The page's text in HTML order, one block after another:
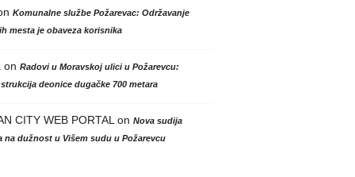
Komunalne službe Požarevac: Održavanje
mesta je obaveza korisnika
on Radovi u Moravskoj ulici u Požarevcu:
deonice dugačke 700 metara
CITY WEB PORTAL on Nova sudija
na dužnost u Višem sudu u Požarevcu